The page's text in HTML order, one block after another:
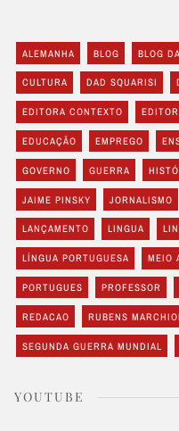
ALEMANHA BLOG BLOG
CULTURA DAD SQUARISI
EDITORA CONTEXTO
EDUCAÇÃO EMPREGO
GOVERNO GUERRA
JAIME PINSKY JORNALISMO
LANÇAMENTO LINGUA
LÍNGUA PORTUGUESA MEIO
PORTUGUES PROFESSOR
REDACAO RUBENS
SEGUNDA GUERRA MUNDIAL
YOUTUBE